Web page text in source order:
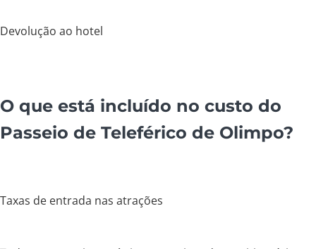
Devolução ao hotel
O que está incluído no custo do
Passeio de Teleférico de Olimpo?
Taxas de entrada nas atrações